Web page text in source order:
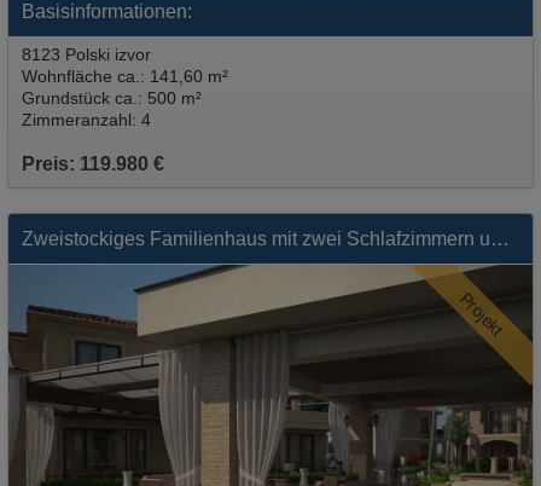
Basisinformationen:
8123 Polski izvor
Preis: 119.980 €
Wohnfläche ca.: 141,60 m²
Grundstück ca.: 500 m²
Zimmeranzahl: 4
Zweistockiges Familienhaus mit zwei Schlafzimmern und Parkplatz
Projekt